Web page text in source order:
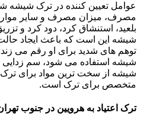
عوامل تعیین کننده در ترک
مصرف، میزان مصرف و سایر
بلعید، استنشاق کرد، دود کرد و
شیشه این است که باعث ایجاد
توهم های شدید برای او رقم می
شیشه استفاده می شود، سم
شیشه از سخت ترین مواد برای ترک
متخصص برای ترک است.
ترک اعتیاد به هرویین در جنوب